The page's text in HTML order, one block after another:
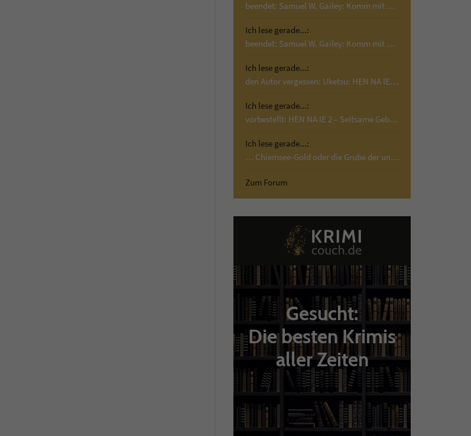
beendet: Samuel W. Gailey: Komm mit mir; Krimi,…
Ich lese gerade...:
beendet: Samuel W. Gailey: Komm mit mir; Krimi,…
Ich lese gerade...:
den Autor vergessen: Uketsu: HEN NA IE 2 –…
Ich lese gerade...:
vorbestellt: HEN NA IE 2 – Seltsame Gebäude:…
Ich lese gerade...:
… Chiemsee-Gold oder die Grube der unschuldigen…
Zum Forum
Gesucht:
Die besten Krimis
aller Zeiten